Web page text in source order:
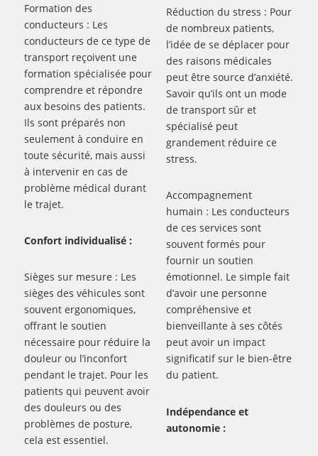
Formation des
conducteurs : Les
conducteurs de ce type de
transport reçoivent une
formation spécialisée pour
comprendre et répondre
aux besoins des patients.
Ils sont préparés non
seulement à conduire en
toute sécurité, mais aussi
à intervenir en cas de
problème médical durant
le trajet.
Confort individualisé :
Sièges sur mesure : Les
sièges des véhicules sont
souvent ergonomiques,
offrant le soutien
nécessaire pour réduire la
douleur ou l’inconfort
pendant le trajet. Pour les
patients qui peuvent avoir
des douleurs ou des
problèmes de posture,
cela est essentiel.
Réduction du stress : Pour
de nombreux patients,
l’idée de se déplacer pour
des raisons médicales
peut être source d’anxiété.
Savoir qu’ils ont un mode
de transport sûr et
spécialisé peut
grandement réduire ce
stress.
Accompagnement
humain : Les conducteurs
de ces services sont
souvent formés pour
fournir un soutien
émotionnel. Le simple fait
d’avoir une personne
compréhensive et
bienveillante à ses côtés
peut avoir un impact
significatif sur le bien-être
du patient.
Indépendance et
autonomie :